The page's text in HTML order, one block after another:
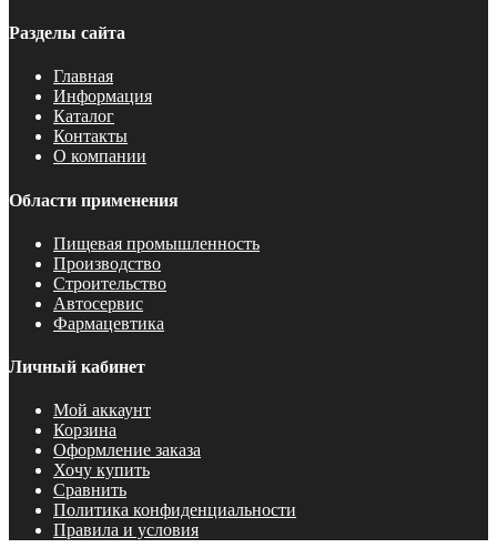
Разделы сайта
Главная
Информация
Каталог
Контакты
О компании
Области применения
Пищевая промышленность
Производство
Строительство
Автосервис
Фармацевтика
Личный кабинет
Мой аккаунт
Корзина
Оформление заказа
Хочу купить
Сравнить
Политика конфиденциальности
Правила и условия